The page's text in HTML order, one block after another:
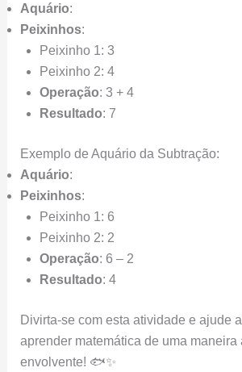
Aquário:
Peixinhos:
Peixinho 1: 3
Peixinho 2: 4
Operação: 3 + 4
Resultado: 7
Exemplo de Aquário da Subtração:
Aquário:
Peixinhos:
Peixinho 1: 6
Peixinho 2: 2
Operação: 6 – 2
Resultado: 4
Divirta-se com esta atividade e ajude
aprender matemática de uma maneira
envolvente! 🐟✨